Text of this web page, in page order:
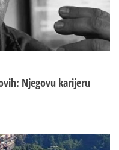
Njegovu karijeru